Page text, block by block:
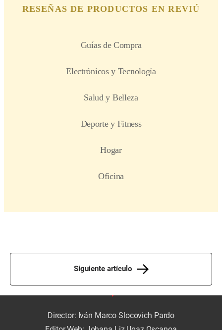
Siguiente artículo
Director: Iván Marco Slocovich Pardo